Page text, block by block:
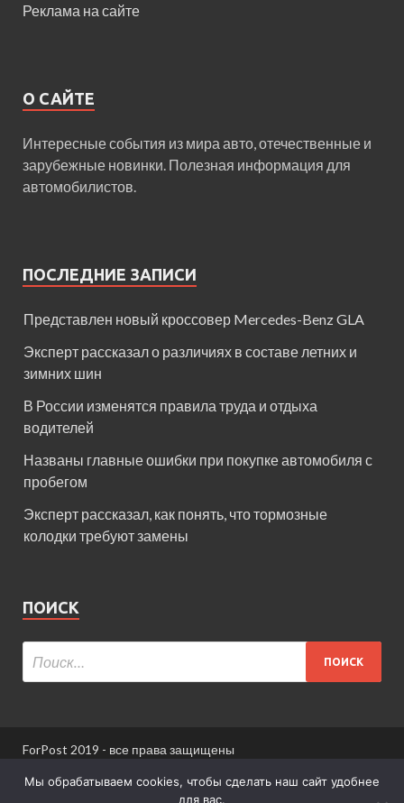
Реклама на сайте
О САЙТЕ
Интересные события из мира авто, отечественные и
зарубежные новинки. Полезная информация для
автомобилистов.
ПОСЛЕДНИЕ ЗАПИСИ
Представлен новый кроссовер Mercedes-Benz GLA
Эксперт рассказал о различиях в составе летних и
зимних шин
В России изменятся правила труда и отдыха
водителей
Названы главные ошибки при покупке автомобиля с
пробегом
Эксперт рассказал, как понять, что тормозные
колодки требуют замены
ПОИСК
ForPost 2019 - все права защищены
При использовании материалов сайта ссылка
Мы обрабатываем cookies, чтобы сделать наш сайт удобнее
для вас.